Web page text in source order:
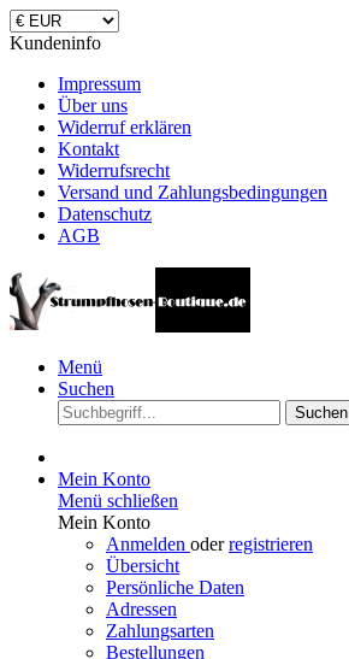
Kundeninfo
Impressum
Über uns
Widerruf erklären
Kontakt
Widerrufsrecht
Versand und Zahlungsbedingungen
Datenschutz
AGB
Menü
Suchen
Suchen
Mein Konto
Menü schließen
Mein Konto
Anmelden oderregistrieren
Übersicht
Persönliche Daten
Adressen
Zahlungsarten
Bestellungen